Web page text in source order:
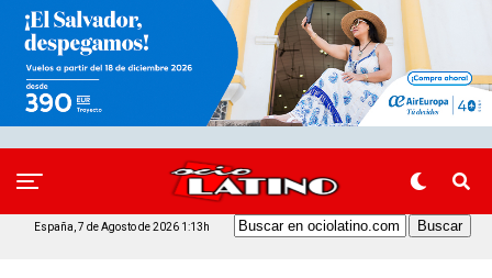
España, 7 de Agosto de 2026 1:13h